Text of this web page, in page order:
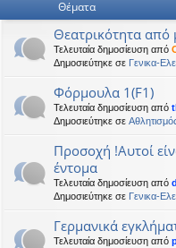
Θέματα
Θεατρικότητα από
Τελευταία δημοσίευση από
Δημοσιεύτηκε σε Γενικα-
Φόρμουλα 1(F1)
Τελευταία δημοσίευση από
Δημοσιεύτηκε σε
Προσοχή !Αυτοί
έντομα
Τελευταία δημοσίευση από
Δημοσιεύτηκε σε Γενικα-
Γερμανικά
Τελευταία δημοσίευση από